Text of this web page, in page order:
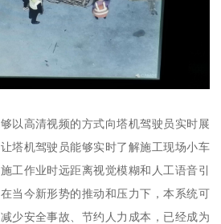
以高清视频的方式向塔机驾驶员实时展
塔机驾驶员能够实时了解施工现场小车
工作业时远距离视觉模糊和人工语音引
当今新形势的推动和压力下，本系统可
少安全事故、节约人力成本，已经成为